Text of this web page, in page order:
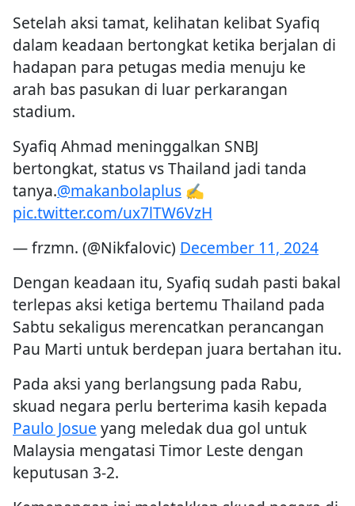
Setelah aksi tamat, kelihatan kelibat Syafiq
dalam keadaan bertongkat ketika berjalan di
hadapan para petugas media menuju ke
arah bas pasukan di luar perkarangan
stadium.
Syafiq Ahmad meninggalkan SNBJ
bertongkat, status vs Thailand jadi tanda
tanya.@makanbolaplus ✍️
pic.twitter.com/ux7lTW6VzH
— frzmn. (@Nikfalovic) December 11, 2024
Dengan keadaan itu, Syafiq sudah pasti bakal
terlepas aksi ketiga bertemu Thailand pada
Sabtu sekaligus merencatkan perancangan
Pau Marti untuk berdepan juara bertahan itu.
Pada aksi yang berlangsung pada Rabu,
skuad negara perlu berterima kasih kepada
Paulo Josue yang meledak dua gol untuk
Malaysia mengatasi Timor Leste dengan
keputusan 3-2.